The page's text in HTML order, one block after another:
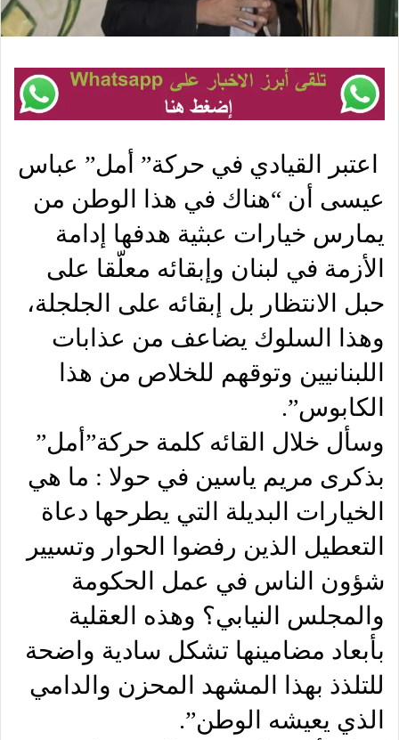
اعتبر القيادي في حركة” أمل” عباس
عيسى أن “هناك في هذا الوطن من
يمارس خيارات عبثية هدفها إدامة
الأزمة في لبنان وإبقائه معلّقا على
حبل الانتظار بل إبقائه على الجلجلة،
وهذا السلوك يضاعف من عذابات
اللبنانيين وتوقهم للخلاص من هذا
الكابوس”.
وسأل خلال القائه كلمة حركة”أمل”
بذكرى مريم ياسين في حولا : ما هي
الخيارات البديلة التي يطرحها دعاة
التعطيل الذين رفضوا الحوار وتسيير
شؤون الناس في عمل الحكومة
والمجلس النيابي؟ وهذه العقلية
بأبعاد مضامينها تشكل سادية واضحة
للتلذذ بهذا المشهد المحزن والدامي
الذي يعيشه الوطن”.